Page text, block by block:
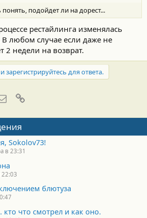
подойдет ли на дорест...
рестайлинга изменялась
любом случае если даже не
2 недели на возврат.
зарегистрируйтесь для ответа.
Электронная почта
Sokolov73!
в 23:31
22:03
блютуза
кто что смотрел и как оно.